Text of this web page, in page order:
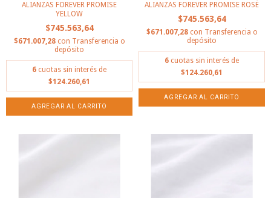
ALIANZAS FOREVER PROMISE
YELLOW
$745.563,64
$671.007,28 con Transferencia o
depósito
6 cuotas sin interés de
$124.260,61
ALIANZAS FOREVER PROMISE ROSÉ
$745.563,64
$671.007,28 con Transferencia o
depósito
6 cuotas sin interés de
$124.260,61